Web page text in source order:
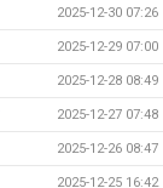
2025-12-30 07:26
2025-12-29 07:00
2025-12-28 08:49
2025-12-27 07:48
2025-12-26 08:47
2025-12-25 16:42